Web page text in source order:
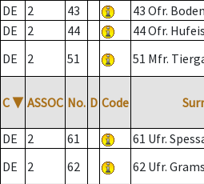
DE
2 43 43 Ofr.
DE
2 44 44 Ofr.
DE
2 51 51 Mfr.
C ▼ ASSOC No. D Code
DE
2 61 61 Ufr.
DE
2 62 62 Ufr.